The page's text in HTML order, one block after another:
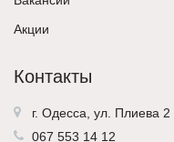
Акции
Контакты
г. Одесса, ул. Плиева 2
067 553 14 12